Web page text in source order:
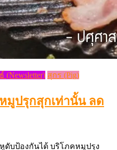
สุกร (Pig)
มูปรุกสุกเท่านั้น ลด
ดับป้องกันได้ บริโภคหมูปรุง